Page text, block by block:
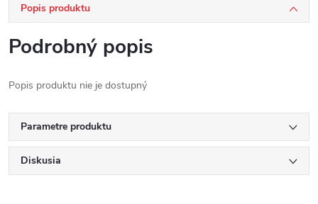
Popis produktu
Podrobný popis
Popis produktu nie je dostupný
Parametre produktu
Diskusia